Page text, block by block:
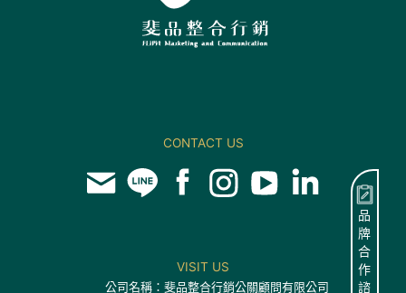
品
牌
合
作
諮
CONTACT US
VISIT US
公司名稱：斐品整合行銷公關顧問有限公司